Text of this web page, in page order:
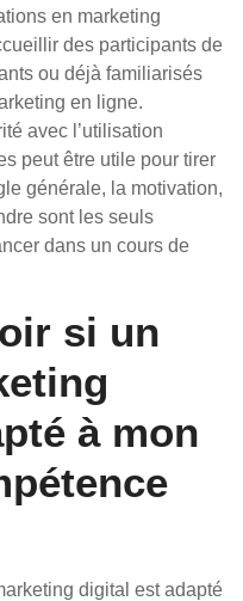
en marketing
des participants de
ou déjà familiarisés
en ligne.
avec l’utilisation
peut être utile pour tirer
générale, la motivation,
sont les seuls
dans un cours de
si un
à mon
digital est adapté